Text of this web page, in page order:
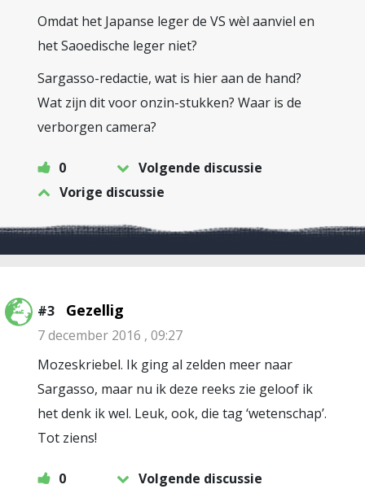
Omdat het Japanse leger de VS wèl aanviel en
het Saoedische leger niet?
Sargasso-redactie, wat is hier aan de hand?
Wat zijn dit voor onzin-stukken? Waar is de
verborgen camera?
0
Volgende discussie
Vorige discussie
#3 Gezellig
7 december 2016 , 09:27
Mozeskriebel. Ik ging al zelden meer naar
Sargasso, maar nu ik deze reeks zie geloof ik
het denk ik wel. Leuk, ook, die tag ‘wetenschap’.
Tot ziens!
0
Volgende discussie